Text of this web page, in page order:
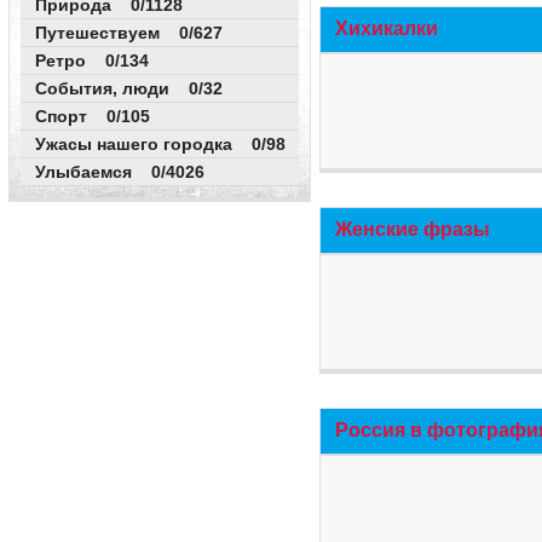
Природа 0/1128
Путешествуем 0/627
Ретро 0/134
События, люди 0/32
Спорт 0/105
Ужасы нашего городка 0/98
Улыбаемся 0/4026
Хихикалки
Женские фразы
Россия в